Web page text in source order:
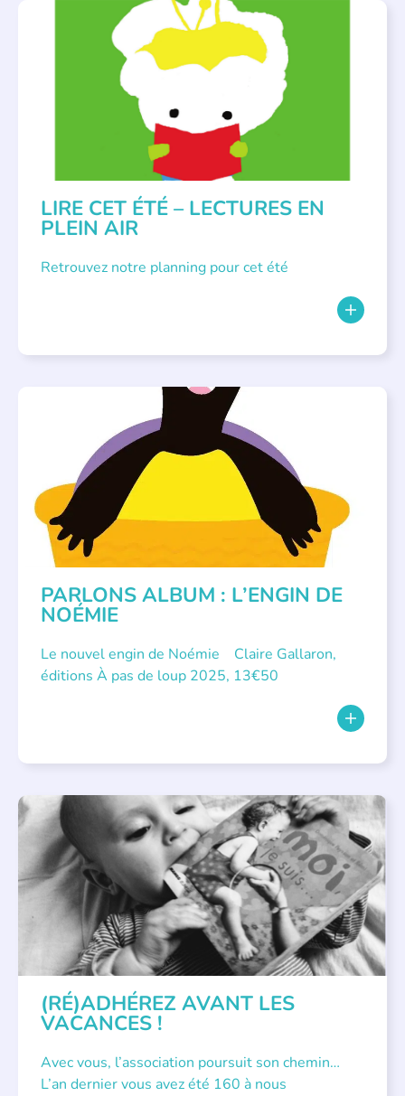
BIBLIOTHÈQUES ÉVÉNEMENTS , LECTURE INDIVIDUALISÉE
LITTÉRATURE JEUNESSE
LIRE CET ÉTÉ – LECTURES EN
PLEIN AIR
Retrouvez notre planning pour cet été
PARLONS ALBUM : L’ENGIN DE
NOÉMIE
Le nouvel engin de Noémie Claire Gallaron,
éditions À pas de loup 2025, 13€50
APPEL À SOUTIEN
(RÉ)ADHÉREZ AVANT LES
VACANCES !
Avec vous, l’association poursuit son chemin…
L’an dernier vous avez été 160 à nous